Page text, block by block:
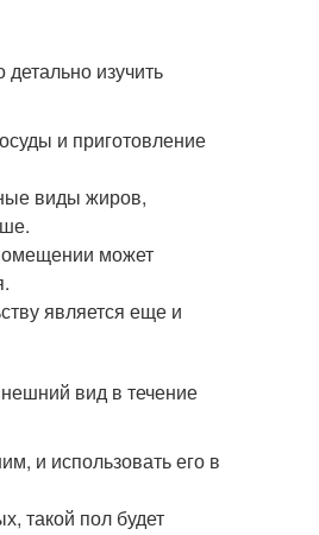
изучить
и приготовление
виды жиров,
может
является еще и
вид в течение
и использовать его в
такой пол будет